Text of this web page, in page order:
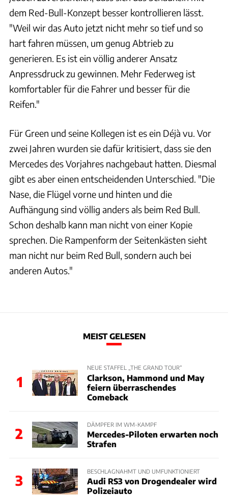
dem Red-Bull-Konzept besser kontrollieren lässt.
"Weil wir das Auto jetzt nicht mehr so tief und so
hart fahren müssen, um genug Abtrieb zu
generieren. Es ist ein völlig anderer Ansatz
Anpressdruck zu gewinnen. Mehr Federweg ist
komfortabler für die Fahrer und besser für die
Reifen."
Für Green und seine Kollegen ist es ein Déjà vu. Vor
zwei Jahren wurden sie dafür kritisiert, dass sie den
Mercedes des Vorjahres nachgebaut hatten. Diesmal
gibt es aber einen entscheidenden Unterschied. "Die
Nase, die Flügel vorne und hinten und die
Aufhängung sind völlig anders als beim Red Bull.
Schon deshalb kann man nicht von einer Kopie
sprechen. Die Rampenform der Seitenkästen sieht
man nicht nur beim Red Bull, sondern auch bei
anderen Autos."
MEIST GELESEN
1
NEUE STAFFEL „THE GRAND TOUR“
Clarkson, Hammond und May
feiern überraschendes
Comeback
2
DÄMPFER IM WM-KAMPF
Mercedes-Piloten erwarten noch
Strafen
3
BESCHLAGNAHMT UND UMFUNKTIONIERT
Audi RS3 von Drogendealer wird
Polizeiauto